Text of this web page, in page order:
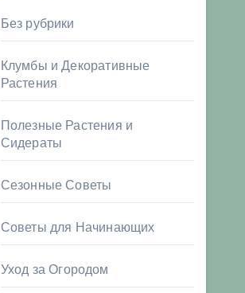
Без рубрики
Клумбы и Декоративные
Растения
Полезные Растения и
Сидераты
Сезонные Советы
Советы для Начинающих
Уход за Огородом